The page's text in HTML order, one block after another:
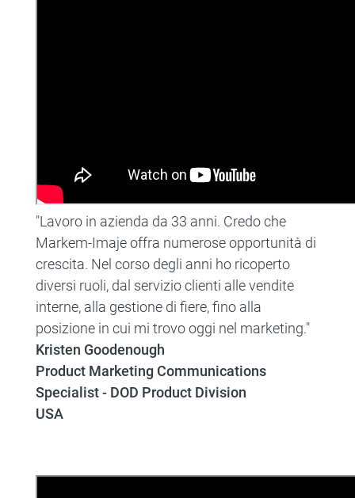
"Lavoro in azienda da 33 anni. Credo che
Markem-Imaje offra numerose opportunità di
crescita. Nel corso degli anni ho ricoperto
diversi ruoli, dal servizio clienti alle vendite
interne, alla gestione di fiere, fino alla
posizione in cui mi trovo oggi nel marketing."
Kristen Goodenough
Product Marketing Communications
Specialist - DOD Product Division
USA